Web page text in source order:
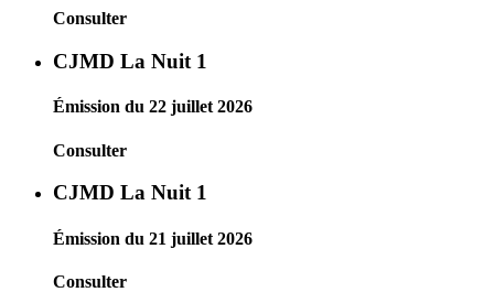
Consulter
CJMD La Nuit 1
Émission du 22 juillet 2026
Consulter
CJMD La Nuit 1
Émission du 21 juillet 2026
Consulter